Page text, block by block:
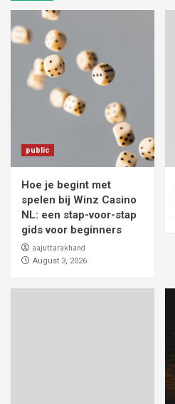
public
Hoe je begint met
spelen bij Winz Casino
NL: een stap-voor-stap
gids voor beginners
aajuttarakhand
August 3, 2026